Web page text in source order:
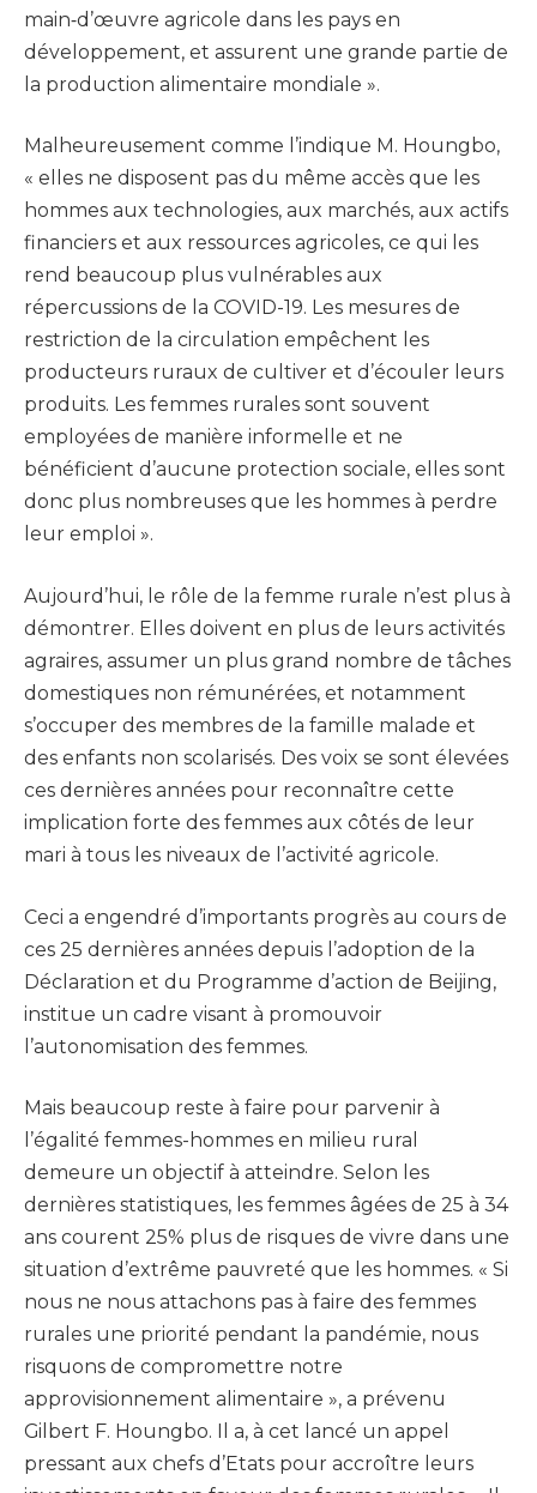
main‑d’œuvre agricole dans les pays en
développement, et assurent une grande partie de
la production alimentaire mondiale ».
Malheureusement comme l’indique M. Houngbo,
« elles ne disposent pas du même accès que les
hommes aux technologies, aux marchés, aux actifs
financiers et aux ressources agricoles, ce qui les
rend beaucoup plus vulnérables aux
répercussions de la COVID-19. Les mesures de
restriction de la circulation empêchent les
producteurs ruraux de cultiver et d’écouler leurs
produits. Les femmes rurales sont souvent
employées de manière informelle et ne
bénéficient d’aucune protection sociale, elles sont
donc plus nombreuses que les hommes à perdre
leur emploi ».
Aujourd’hui, le rôle de la femme rurale n’est plus à
démontrer. Elles doivent en plus de leurs activités
agraires, assumer un plus grand nombre de tâches
domestiques non rémunérées, et notamment
s’occuper des membres de la famille malade et
des enfants non scolarisés. Des voix se sont élevées
ces dernières années pour reconnaître cette
implication forte des femmes aux côtés de leur
mari à tous les niveaux de l’activité agricole.
Ceci a engendré d’importants progrès au cours de
ces 25 dernières années depuis l’adoption de la
Déclaration et du Programme d’action de Beijing,
institue un cadre visant à promouvoir
l’autonomisation des femmes.
Mais beaucoup reste à faire pour parvenir à
l’égalité femmes-hommes en milieu rural
demeure un objectif à atteindre. Selon les
dernières statistiques, les femmes âgées de 25 à 34
ans courent 25% plus de risques de vivre dans une
situation d’extrême pauvreté que les hommes. « Si
nous ne nous attachons pas à faire des femmes
rurales une priorité pendant la pandémie, nous
risquons de compromettre notre
approvisionnement alimentaire », a prévenu
Gilbert F. Houngbo. Il a, à cet lancé un appel
pressant aux chefs d’Etats pour accroître leurs